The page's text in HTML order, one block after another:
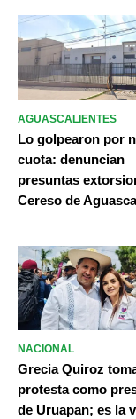
AGUASCALIENTES
Lo golpearon por
cuota: denuncian
presuntas
Cereso de
NACIONAL
Grecia Quiroz
protesta como
de Uruapan; es la